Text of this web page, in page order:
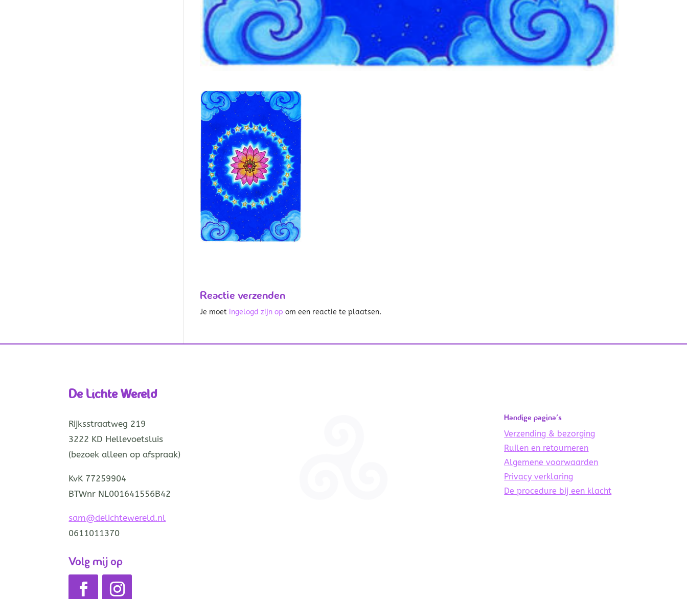
Reactie verzenden
Je moet ingelogd zijn op om een reactie te plaatsen.
De Lichte Wereld
Rijksstraatweg 219
3222 KD Hellevoetsluis
(bezoek alleen op afspraak)
KvK 77259904
BTWnr NL001641556B42
sam@delichtewereld.nl
0611011370
Volg mij op
Handige pagina’s
Verzending & bezorging
Ruilen en retourneren
Algemene voorwaarden
Privacy verklaring
De procedure bij een klacht